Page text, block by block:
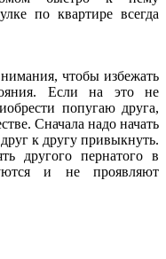
по квартире всегда
чтобы избежать
Если на это не
попугаю друга,
Сначала надо начать
к другу привыкнуть.
другого пернатого в
и не проявляют